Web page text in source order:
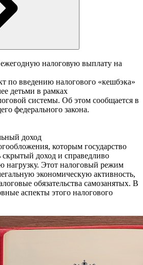
налоговую выплату на
по введению налогового «кешбэка»
детьми в рамках
системы. Об этом сообщается в
федерального закона.
доход
которым государство
скрытый доход и справедливо
нагрузку. Этот налоговый режим
экономическую активность,
обязательства самозанятых. В
аспекты этого налогового